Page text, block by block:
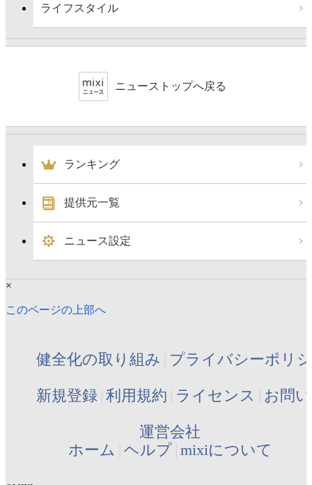
ライフスタイル
ニューストップへ戻る
ランキング
提供元一覧
ニュース設定
×
このページの上部へ
健全化の取り組み プライバシーポリ
新規登録 利用規約 ライセンス お問
運営会社
ホーム ヘルプ mixiについて